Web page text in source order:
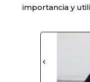
importancia y